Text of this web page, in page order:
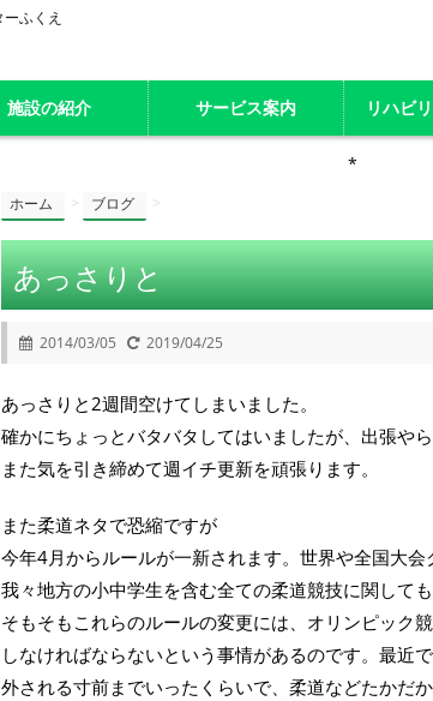
施設の紹介 サービス案内 リハビ
ホーム > ブログ >
あっさりと
2014/03/05 2019/04/25
あっさりと2週間空けてしまいました。
確かにちょっとバタバタしてはいましたが、出張や
また気を引き締めて週イチ更新を頑張ります。
また柔道ネタで恐縮ですが
今年4月からルールが一新されます。世界や全国大
我々地方の小中学生を含む全ての柔道競技に関して
そもそもこれらのルールの変更には、オリンピック
しなければならないという事情があるのです。最近
外される寸前までいったくらいで、柔道などたかだ